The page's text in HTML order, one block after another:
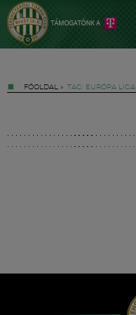
FŐOLDAL » TAG: EURÓPA LIGA
Hírek